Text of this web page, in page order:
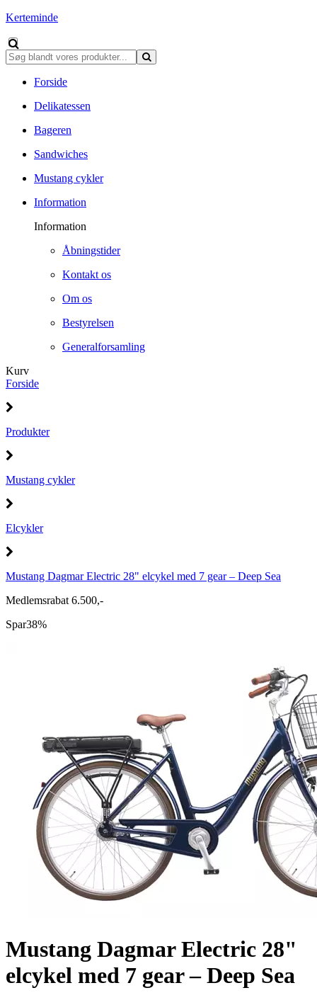
Kerteminde
Forside
Delikatessen
Bageren
Sandwiches
Mustang cykler
Information
Information
Åbningstider
Kontakt os
Om os
Bestyrelsen
Generalforsamling
Kurv
Forside
Produkter
Mustang cykler
Elcykler
Mustang Dagmar Electric 28" elcykel med 7 gear – Deep Sea
Medlemsrabat 6.500,-
Spar38%
Mustang Dagmar Electric 28"
elcykel med 7 gear – Deep Sea